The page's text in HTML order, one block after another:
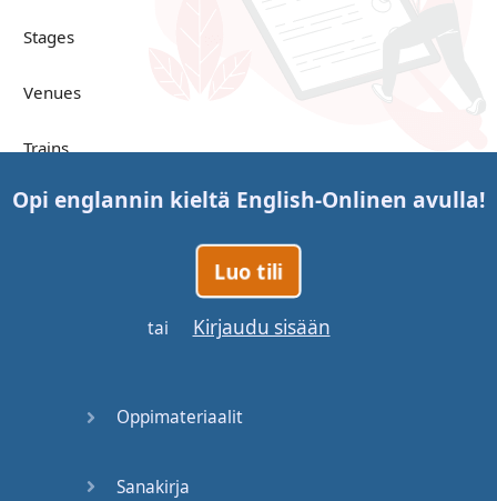
Stages
Venues
Trains
Bite, Bit,
Opi englannin kieltä English-Onlinen avulla!
Luo tili
tai Kirjaudu sisään
Oppimateriaalit
Sanakirja